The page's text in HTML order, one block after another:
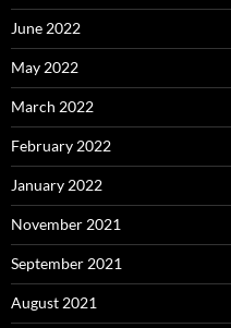
June 2022
May 2022
March 2022
February 2022
January 2022
November 2021
September 2021
August 2021